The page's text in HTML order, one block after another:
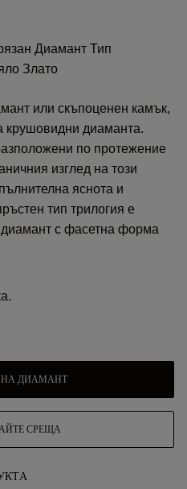
Диамант Тип
Злато
или скъпоценен камък,
крушовидни диаманта.
по протежение
изглед на този
яснота и
тип трилогия е
диамант с фасетна форма
НА ДИАМАНТ
СРЕЩА